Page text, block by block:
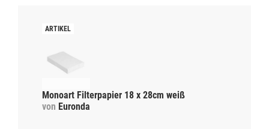
Monoart Filterpapier 18 x 28cm weiß
von Euronda